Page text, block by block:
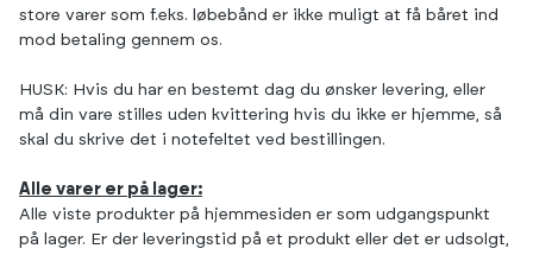
store varer som f.eks. løbebånd er ikke muligt at få båret ind
mod betaling gennem os.
HUSK: Hvis du har en bestemt dag du ønsker levering, eller
må din vare stilles uden kvittering hvis du ikke er hjemme, så
skal du skrive det i notefeltet ved bestillingen.
Alle varer er på lager:
Alle viste produkter på hjemmesiden er som udgangspunkt
på lager. Er der leveringstid på et produkt eller det er udsolgt,